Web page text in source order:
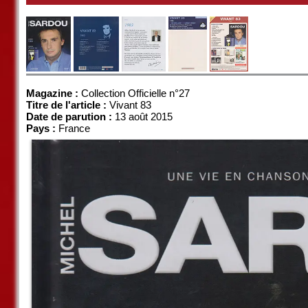
Magazine : Collection Officielle n°27
Titre de l'article : Vivant 83
Date de parution : 13 août 2015
Pays : France